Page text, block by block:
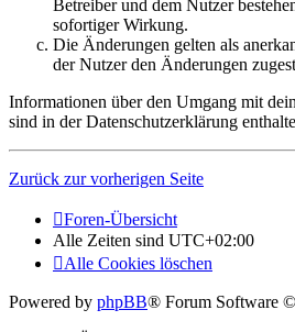
Betreiber und dem Nutzer
sofortiger Wirkung.
Die Änderungen gelten als
der Nutzer den Änderungen
Informationen über den Umgang mit
sind in der Datenschutzerklärung
Zurück zur vorherigen Seite
Foren-Übersicht
Alle Zeiten sind UTC+02:00
Alle Cookies löschen
Powered by phpBB® Forum Software